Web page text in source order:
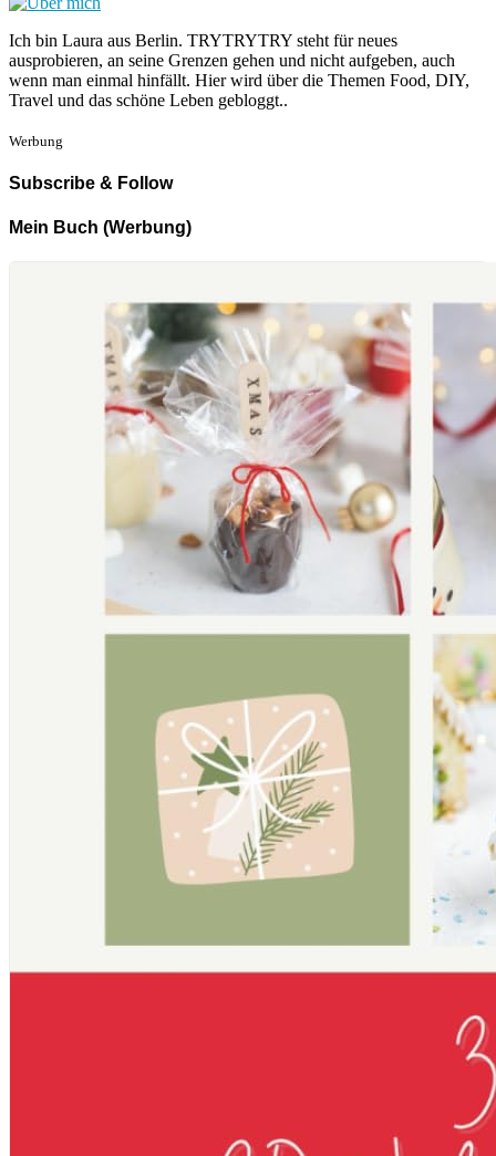
Ich bin Laura aus Berlin. TRYTRYTRY steht für neues
ausprobieren, an seine Grenzen gehen und nicht aufgeben, auch
wenn man einmal hinfällt. Hier wird über die Themen Food, DIY,
Travel und das schöne Leben gebloggt..
Werbung
Subscribe & Follow
Mein Buch (Werbung)